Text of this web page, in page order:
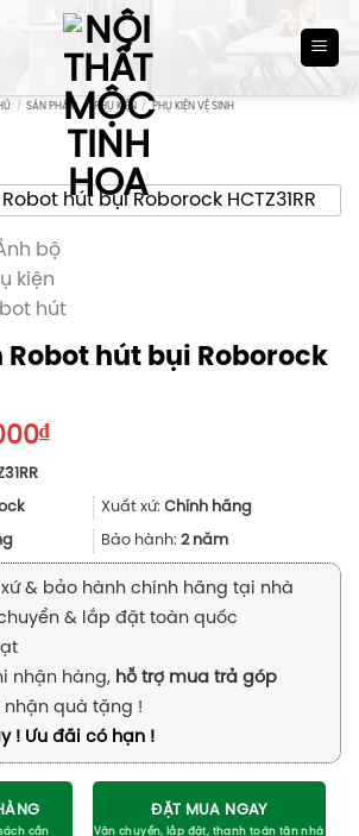
/ SẢN PHẨM / PHỤ KIỆN / PHỤ KIỆN VỆ SINH
Robot hút bụi Roborock
₫
Xuất xứ: Chính hãng
Bảo hành: 2 năm
& bảo hành chính hãng tại nhà
& lắp đặt toàn quốc
nhận hàng, hỗ trợ mua trả góp
nhận quà tặng !
! Ưu đãi có hạn !
ĐẶT MUA NGAY